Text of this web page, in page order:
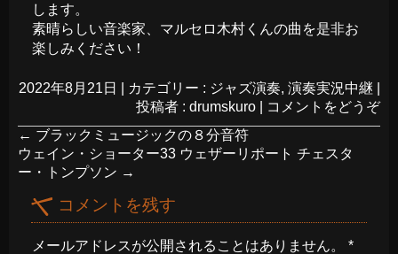
します。
素晴らしい音楽家、マルセロ木村くんの曲を是非お
楽しみください！
2022年8月21日 カテゴリー : ジャズ演奏, 演奏実況中継
投稿者 : drumskuro
コメントをどうぞ
← ブラックミュージックの８分音符
ウェイン・ショーター33 ウェザーリポート チェスタ
ー・トンプソン →
コメントを残す
メールアドレスが公開されることはありません。
*